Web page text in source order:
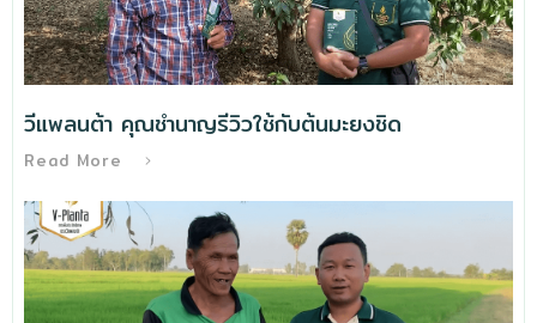
วีแพลนต้า คุณชำนาญรีวิวใช้กับต้นมะยงชิด
Read More